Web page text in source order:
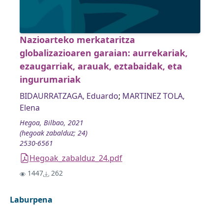
Nazioarteko merkataritza
globalizazioaren garaian: aurrekariak,
ezaugarriak, arauak, eztabaidak, eta
ingurumariak
BIDAURRATZAGA, Eduardo; MARTINEZ TOLA,
Elena
Hegoa, Bilbao, 2021
(hegoak zabalduz; 24)
2530-6561
Hegoak_zabalduz_24.pdf
1447 262
Laburpena